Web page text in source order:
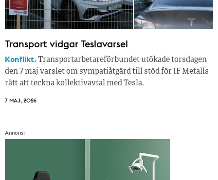
Transport vidgar Teslavarsel
Konflikt.Transportarbetareförbundet utökade torsdagen
den 7 maj varslet om sympatiåtgärd till stöd för IF Metalls
rätt att teckna kollektivavtal med Tesla.
7 MAJ, 2026
Annons: